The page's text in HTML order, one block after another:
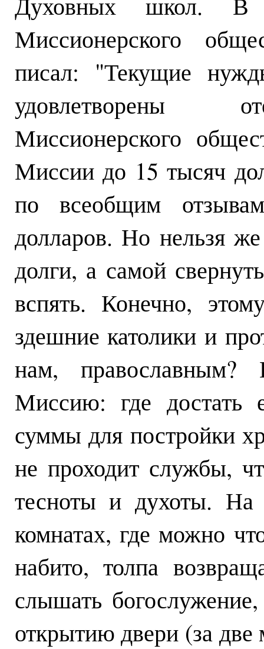
Миссионерского
писал: "Текущие
удовлетворены
Миссионерского
Миссии до 15 тысяч
по всеобщим
долларов. Но нельзя
долги, а самой
вспять. Конечно,
здешние католики и
нам, православным?
Миссию: где достать
суммы для постройки
не проходит службы,
тесноты и духоты. На
комнатах, где можно
набито, толпа
слышать
открытию двери (за